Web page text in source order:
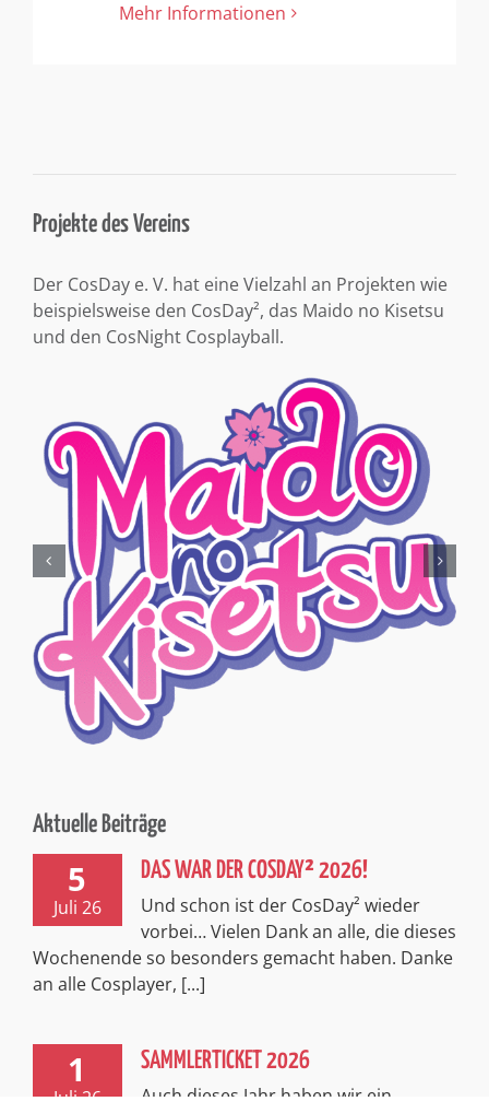
Mehr Informationen
Projekte des Vereins
Der CosDay e. V. hat eine Vielzahl an Projekten wie
beispielsweise den CosDay², das Maido no Kisetsu
und den CosNight Cosplayball.
Aktuelle Beiträge
5
Juli 26
DAS WAR DER COSDAY² 2026!
Und schon ist der CosDay² wieder
vorbei… Vielen Dank an alle, die dieses
Wochenende so besonders gemacht haben. Danke
an alle Cosplayer, [...]
1
Juli 26
SAMMLERTICKET 2026
Auch dieses Jahr haben wir ein